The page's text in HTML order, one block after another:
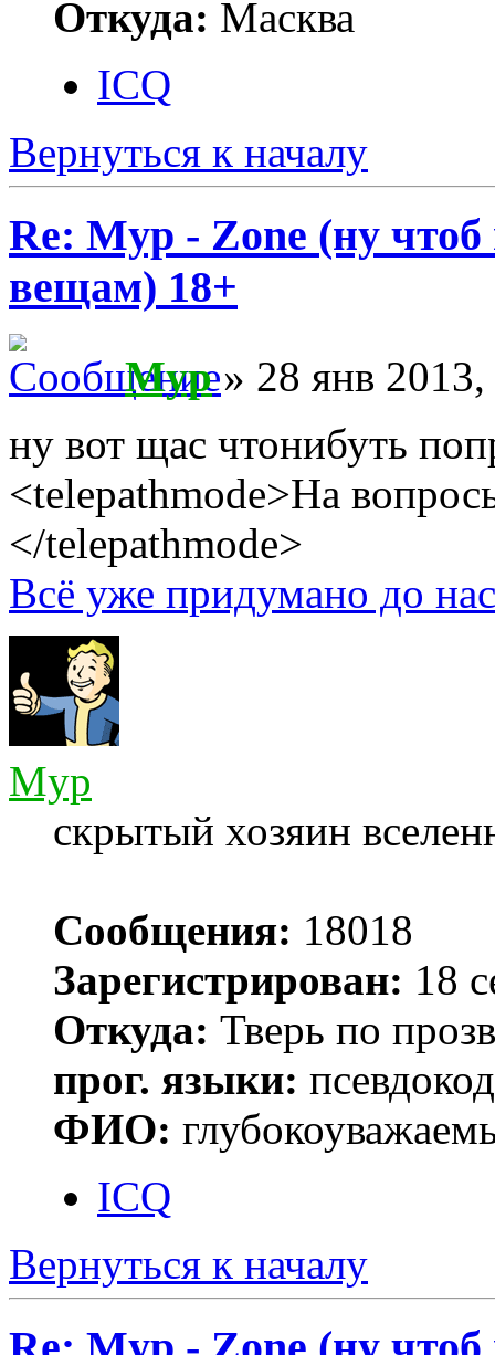
Откуда: Масква
ICQ
Вернуться к началу
Re: Myp - Zone (ну
вещам) 18+
Myp» 28 янв 2013,
ну вот щас чтонибуть
<telepathmode>На
</telepathmode>
Всё уже придумано до
Myp
скрытый хозяин
Сообщения: 18018
Зарегистрирован: 18
Откуда: Тверь по
прог. языки:
ФИО:
ICQ
Вернуться к началу